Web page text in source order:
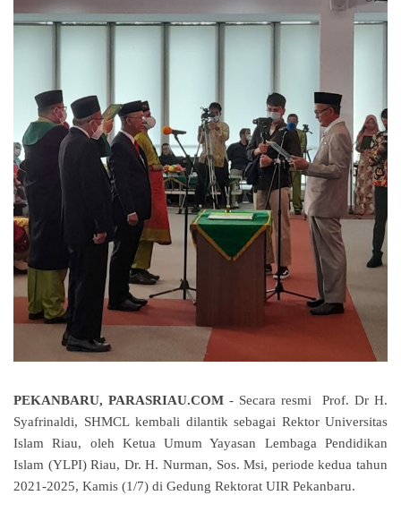
PEKANBARU, PARASRIAU.COM - Secara resmi
Prof. Dr H.
Syafrinaldi, SHMCL kembali dilantik sebagai Rektor Universitas
Islam Riau, oleh Ketua Umum Yayasan Lembaga Pendidikan
Islam (YLPI) Riau, Dr. H. Nurman, Sos.Msi, periode kedua tahun
2021-2025, Kamis (1/7) di Gedung Rektorat UIR Pekanbaru.